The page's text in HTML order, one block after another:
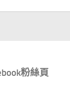
粉絲頁